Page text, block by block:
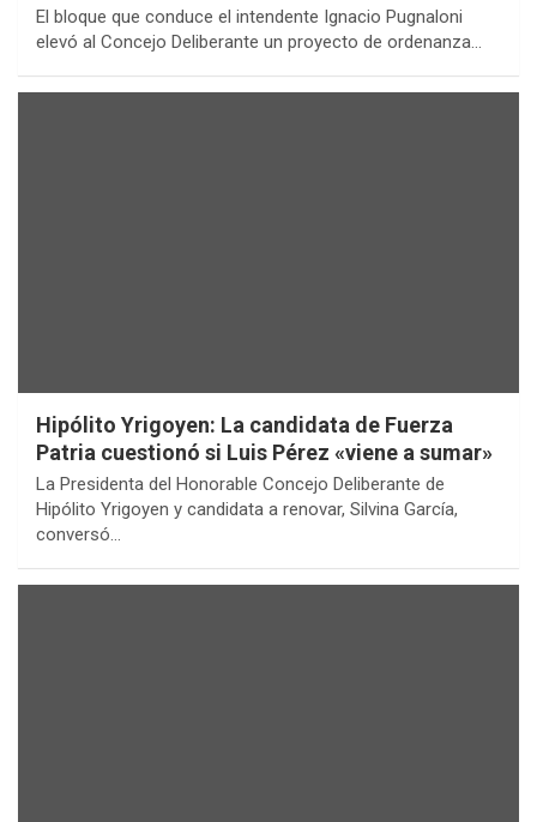
El bloque que conduce el intendente Ignacio Pugnaloni
elevó al Concejo Deliberante un proyecto de ordenanza…
Hipólito Yrigoyen: La candidata de Fuerza
Patria cuestionó si Luis Pérez «viene a sumar»
La Presidenta del Honorable Concejo Deliberante de
Hipólito Yrigoyen y candidata a renovar, Silvina García,
conversó…